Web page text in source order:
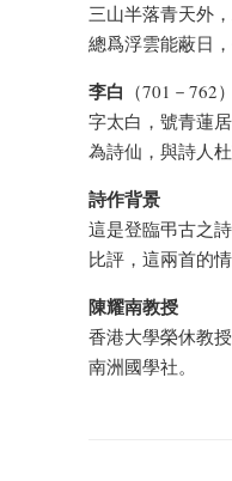
三山半落青天外
總爲浮雲能蔽日
李白 （701－762）
字太白，號青蓮
為詩仙，與詩人
詩作背景
這是登臨弔古之
比評，這兩首的
陳耀南教授
香港大學榮休教
南洲國學社。